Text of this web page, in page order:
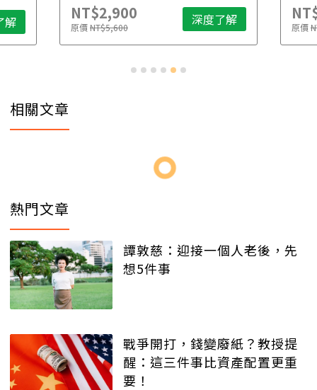
解 NT$2,900
原價NT$5,600 深度了解 原價
相關文章
熱門文章
譚敦慈：迎接一個人老後，先
想5件事
戰爭開打，錢變廢紙？教授提
醒：這三件事比資產配置更重
要！